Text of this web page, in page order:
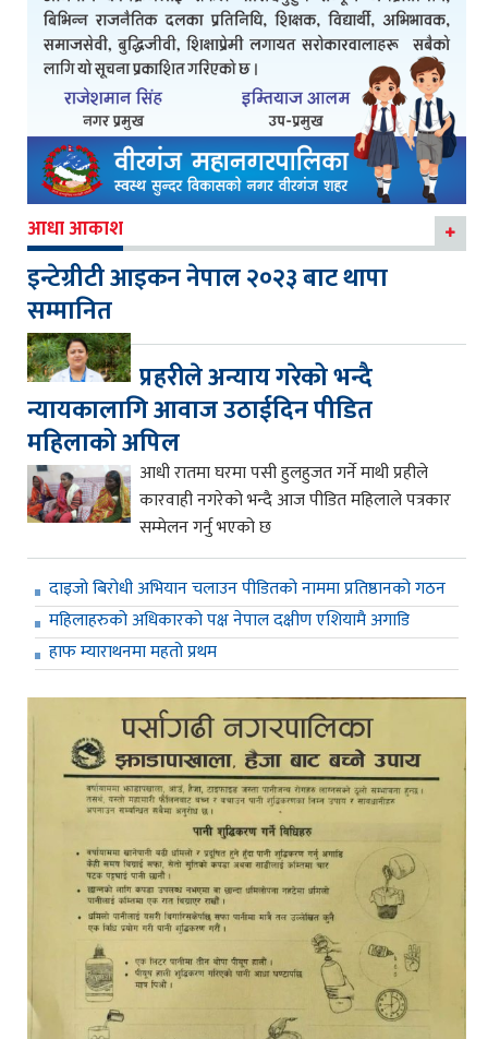
आधा आकाश
इन्टेग्रीटी आइकन नेपाल २०२३ बाट थापा
सम्मानित
प्रहरीले अन्याय गरेको भन्दै
न्यायकालागि आवाज उठाईदिन पीडित
महिलाको अपिल
आधी रातमा घरमा पसी हुलहुजत गर्ने माथी प्रहीले
कारवाही नगरेको भन्दै आज पीडित महिलाले पत्रकार
सम्मेलन गर्नु भएको छ
दाइजो बिरोधी अभियान चलाउन पीडितको नाममा प्रतिष्ठानको गठन
महिलाहरुको अधिकारको पक्ष नेपाल दक्षीण एशियामै अगाडि
हाफ म्याराथनमा महतो प्रथम